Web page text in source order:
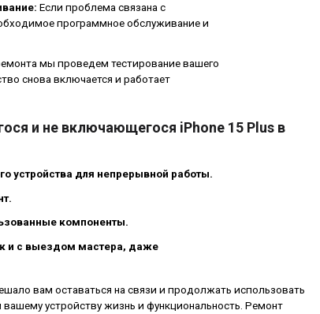
Если проблема связана с
программное обслуживание и
мы проведем тестирование вашего
снова включается и работает
и не включающегося iPhone 15 Plus в
устройства для непрерывной работы.
компоненты.
и с выездом мастера, даже
вам оставаться на связи и продолжать использовать
устройству жизнь и функциональность. Ремонт